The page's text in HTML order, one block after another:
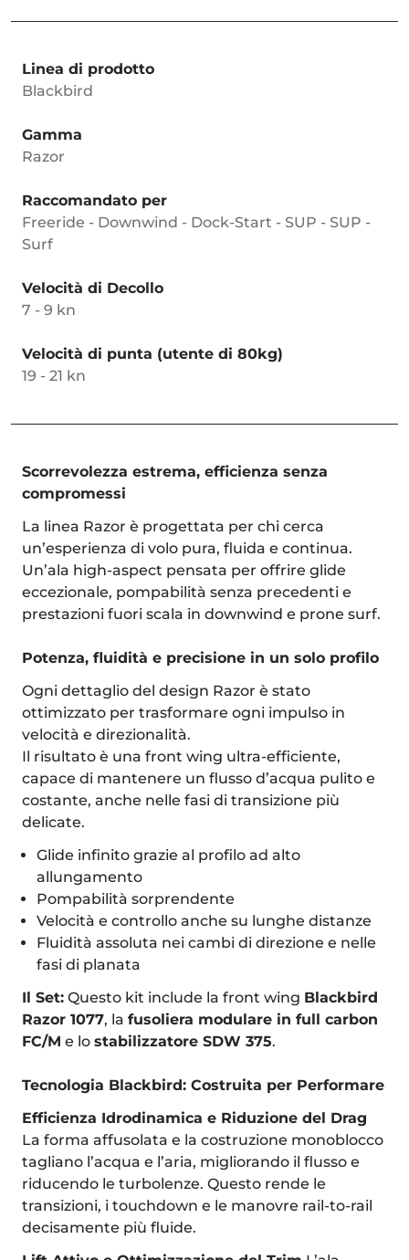
Linea di prodotto
Blackbird
Gamma
Razor
Raccomandato per
Freeride - Downwind - Dock-Start - SUP - SUP -
Surf
Velocità di Decollo
7 - 9 kn
Velocità di punta (utente di 80kg)
19 - 21 kn
Scorrevolezza estrema, efficienza senza
compromessi
La linea Razor è progettata per chi cerca
un’esperienza di volo pura, fluida e continua.
Un’ala high-aspect pensata per offrire glide
eccezionale, pompabilità senza precedenti e
prestazioni fuori scala in downwind e prone surf.
Potenza, fluidità e precisione in un solo profilo
Ogni dettaglio del design Razor è stato
ottimizzato per trasformare ogni impulso in
velocità e direzionalità.
Il risultato è una front wing ultra-efficiente,
capace di mantenere un flusso d’acqua pulito e
costante, anche nelle fasi di transizione più
delicate.
Glide infinito grazie al profilo ad alto
allungamento
Pompabilità sorprendente
Velocità e controllo anche su lunghe distanze
Fluidità assoluta nei cambi di direzione e nelle
fasi di planata
Il Set: Questo kit include la front wing Blackbird
Razor 1077, la fusoliera modulare in full carbon
FC/M e lo stabilizzatore SDW 375.
Tecnologia Blackbird: Costruita per Performare
Efficienza Idrodinamica e Riduzione del Drag
La forma affusolata e la costruzione monoblocco
tagliano l’acqua e l’aria, migliorando il flusso e
riducendo le turbolenze. Questo rende le
transizioni, i touchdown e le manovre rail-to-rail
decisamente più fluide.